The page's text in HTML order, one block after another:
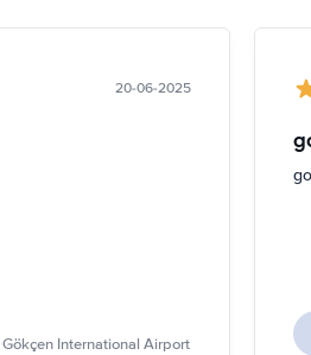
20-06-2025
International Airport